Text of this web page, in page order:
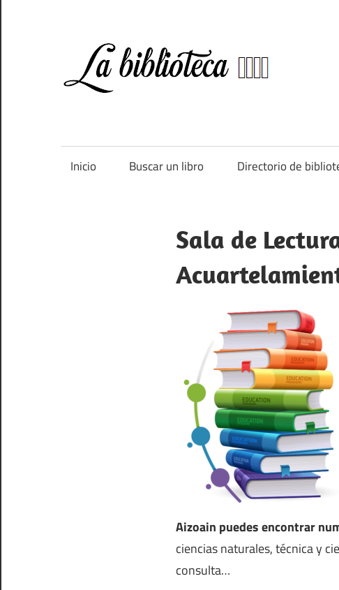
contenido
bibliotecas
deInicio Buscar un libro Directorio de
Sala de
Aizoain puedes encontrar
ciencias naturales, técnica y
consulta…